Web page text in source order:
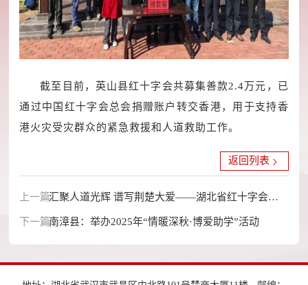
截至目前，英山县红十字会共募集善款2.4万元，已
通过中国红十字会总会捐赠账户转交香港，用于支持香
港火灾受灾群众的紧急救援和人道救助工作。
上一篇：汇聚人道光辉 谱写荆楚大爱——湖北省红十字会致
敬2025年度所有捐赠人
下一篇：南漳县：举办2025年“情暖深秋·博爱助学”活动
返回列表